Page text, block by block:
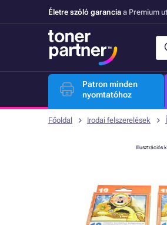
Életre szóló garancia a Premium
Patron minden
nyomtatóhoz
Főoldal Irodai felszerelések
Illusztrációs